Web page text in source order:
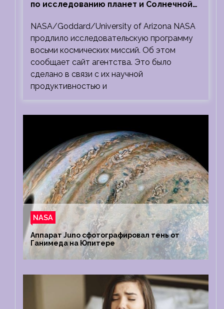
по исследованию планет и Солнечной
NASA/Goddard/University of Arizona NASA
продлило исследовательскую программу
восьми космических миссий. Об этом
сообщает сайт агентства. Это было
сделано в связи с их научной
продуктивностью и
NASA
Аппарат Juno сфотографировал тень от
Ганимеда на Юпитере